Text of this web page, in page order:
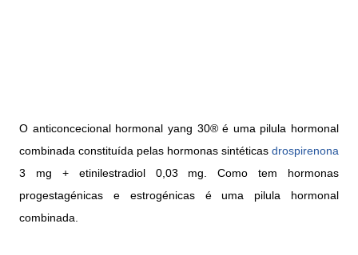
O anticoncecional hormonal yang 30® é uma pilula hormonal
combinada constituída pelas hormonas sintéticas drospirenona
3 mg + etinilestradiol 0,03 mg. Como tem hormonas
progestagénicas e estrogénicas é uma pilula hormonal
combinada.